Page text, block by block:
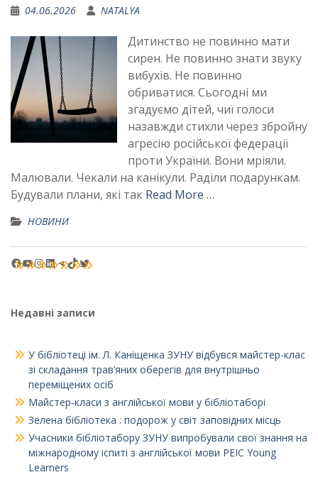
04.06.2026 NATALYA
Дитинство не повинно мати
сирен. Не повинно знати звуку
вибухів. Не повинно
обриватися. Сьогодні ми
згадуємо дітей, чиї голоси
назавжди стихли через збройну
агресію російської федерації
проти України. Вони мріяли.
Малювали. Чекали на канікули. Раділи подарункам.
Будували плани, які так Read More …
НОВИНИ
Facebook
YouTube
Instagram
LinkedIn
Telegram
TikTok
Twitter
Недавні записи
У бібліотеці ім. Л. Каніщенка ЗУНУ відбувся майстер-клас
зі складання трав’яних оберегів для внутрішньо
переміщених осіб
Майстер‑класи з англійської мови у бібліотаборі
Зелена бібліотека : подорож у світ заповідних місць
Учасники бібліотабору ЗУНУ випробували свої знання на
міжнародному іспиті з англійської мови PEIC Young
Learners